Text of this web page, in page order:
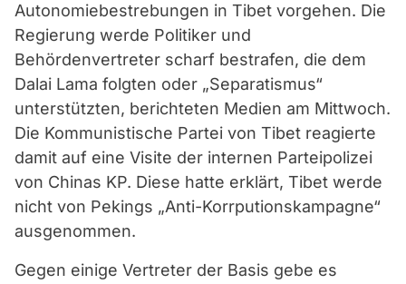
Autonomiebestrebungen in Tibet vorgehen. Die
Regierung werde Politiker und
Behördenvertreter scharf bestrafen, die dem
Dalai Lama folgten oder „Separatismus“
unterstützten, berichteten Medien am Mittwoch.
Die Kommunistische Partei von Tibet reagierte
damit auf eine Visite der internen Parteipolizei
von Chinas KP. Diese hatte erklärt, Tibet werde
nicht von Pekings „Anti-Korrputionskampagne“
ausgenommen.
Gegen einige Vertreter der Basis gebe es